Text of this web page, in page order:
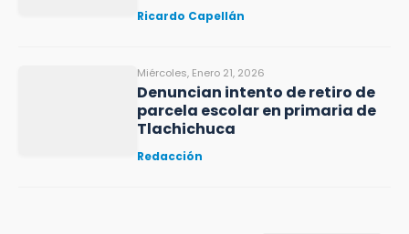
Ricardo Capellán
Miércoles, Enero 21, 2026
Denuncian intento de retiro de
parcela escolar en primaria de
Tlachichuca
Redacción